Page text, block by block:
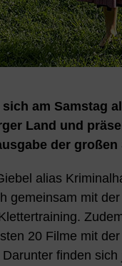
am Samstag
Land und
der großen
alias
gemeinsam mit
20 Filme mit
finden